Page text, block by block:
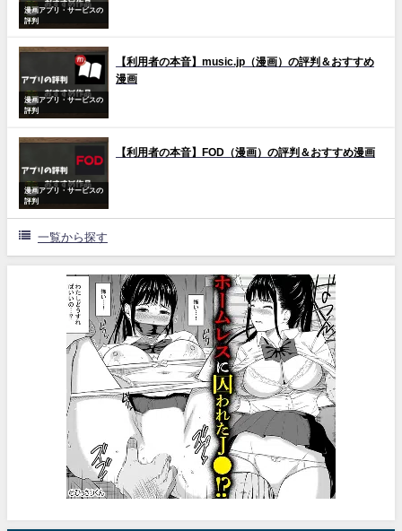
漫画アプリ・サービスの
評判
漫画アプリ・サービスの
評判
【利用者の本音】music.jp（漫画）の評判＆おすすめ
漫画
漫画アプリ・サービスの
評判
【利用者の本音】FOD（漫画）の評判＆おすすめ漫画
一覧から探す